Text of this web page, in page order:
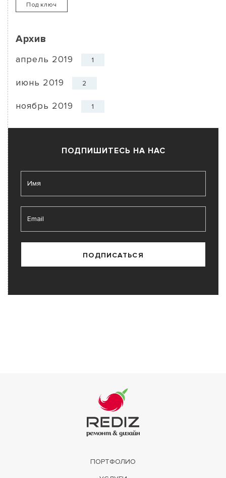
Под ключ
Архив
апрель 2019 1
июнь 2019 2
ноябрь 2019 1
ПОДПИШИТЕСЬ НА НАС
ПОДПИСАТЬСЯ
ПОРТФОЛИО